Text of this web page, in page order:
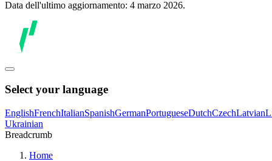
Data dell'ultimo aggiornamento: 4 marzo 2026.
Select your language
EnglishFrenchItalianSpanishGermanPortugueseDutchCzechLatvian
Ukrainian
Breadcrumb
Home